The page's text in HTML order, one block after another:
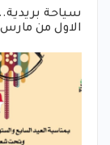
سياحة
الاول من مارس